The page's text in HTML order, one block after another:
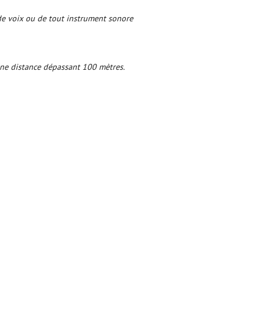
voix ou de tout instrument sonore
distance dépassant 100 mètres.